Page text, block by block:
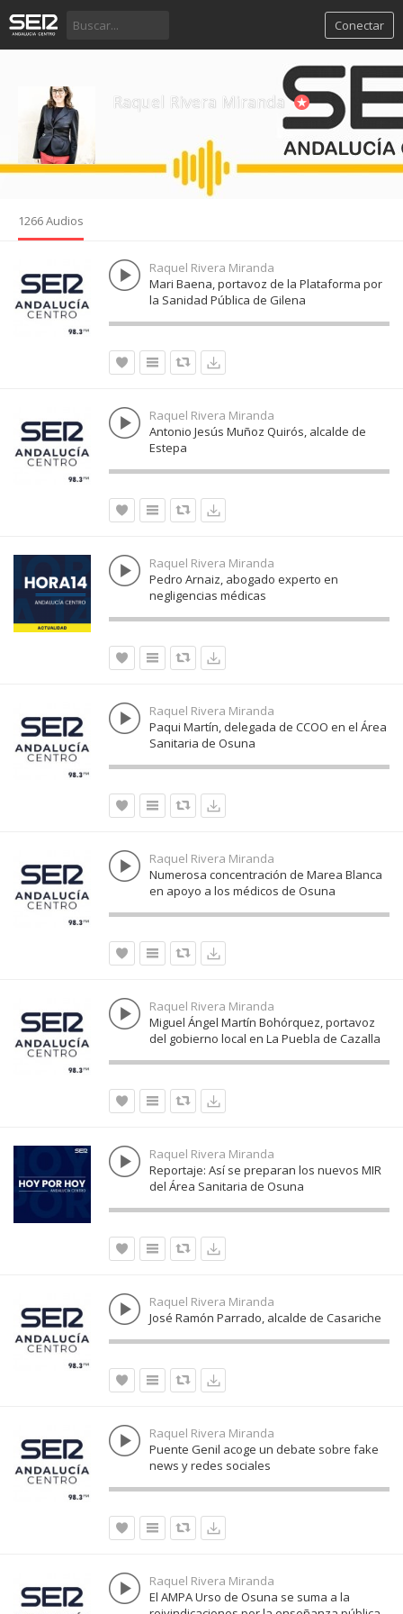
Conectar
Raquel Rivera Miranda
1266 Audios
Raquel Rivera Miranda
Mari Baena, portavoz de la Plataforma por
la Sanidad Pública de Gilena
Raquel Rivera Miranda
Antonio Jesús Muñoz Quirós, alcalde de
Estepa
Raquel Rivera Miranda
Pedro Arnaiz, abogado experto en
negligencias médicas
Raquel Rivera Miranda
Paqui Martín, delegada de CCOO en el Área
Sanitaria de Osuna
Raquel Rivera Miranda
Numerosa concentración de Marea Blanca
en apoyo a los médicos de Osuna
Raquel Rivera Miranda
Miguel Ángel Martín Bohórquez, portavoz
del gobierno local en La Puebla de Cazalla
Raquel Rivera Miranda
Reportaje: Así se preparan los nuevos MIR
del Área Sanitaria de Osuna
Raquel Rivera Miranda
José Ramón Parrado, alcalde de Casariche
Raquel Rivera Miranda
Puente Genil acoge un debate sobre fake
news y redes sociales
Raquel Rivera Miranda
El AMPA Urso de Osuna se suma a la